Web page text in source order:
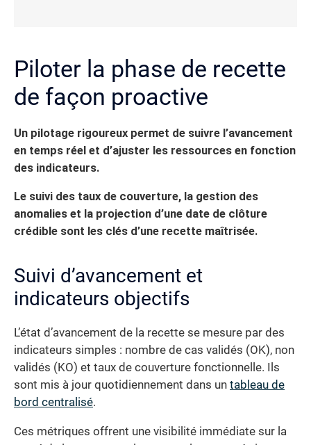
Piloter la phase de recette
de façon proactive
Un pilotage rigoureux permet de suivre l’avancement
en temps réel et d’ajuster les ressources en fonction
des indicateurs.
Le suivi des taux de couverture, la gestion des
anomalies et la projection d’une date de clôture
crédible sont les clés d’une recette maîtrisée.
Suivi d’avancement et
indicateurs objectifs
L’état d’avancement de la recette se mesure par des
indicateurs simples : nombre de cas validés (OK), non
validés (KO) et taux de couverture fonctionnelle. Ils
sont mis à jour quotidiennement dans un tableau de
bord centralisé.
Ces métriques offrent une visibilité immédiate sur la